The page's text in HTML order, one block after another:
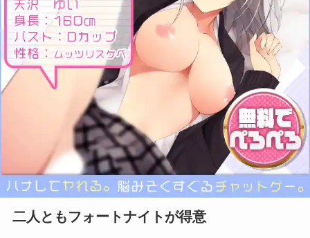
二人ともフォートナイトが得意